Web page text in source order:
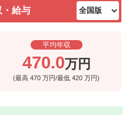
・給与
平均年収
470.0万円
(最高470万円/最低420万円)